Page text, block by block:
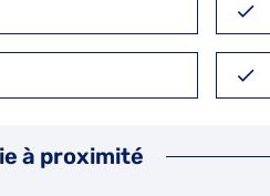
à proximité